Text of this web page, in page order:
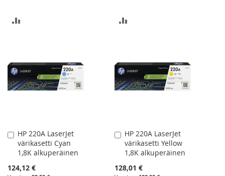
HP 220A LaserJet
värikasetti Cyan
1,8K alkuperäinen
124,12 €
Lisää
ostoskoriin
HP 220A LaserJet
värikasetti Yellow
1,8K alkuperäinen
128,01 €
Lisää
ostoskoriin